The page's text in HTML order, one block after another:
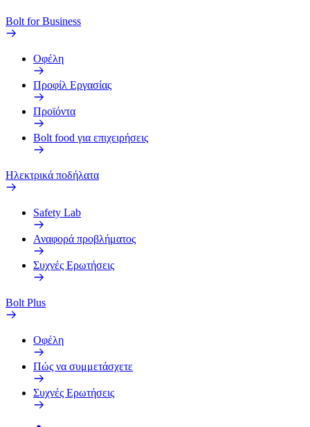
Bolt for Business
Οφέλη
Προφίλ Εργασίας
Προϊόντα
Bolt food για επιχειρήσεις
Ηλεκτρικά ποδήλατα
Safety Lab
Αναφορά προβλήματος
Συχνές Ερωτήσεις
Bolt Plus
Οφέλη
Πώς να συμμετάσχετε
Συχνές Ερωτήσεις